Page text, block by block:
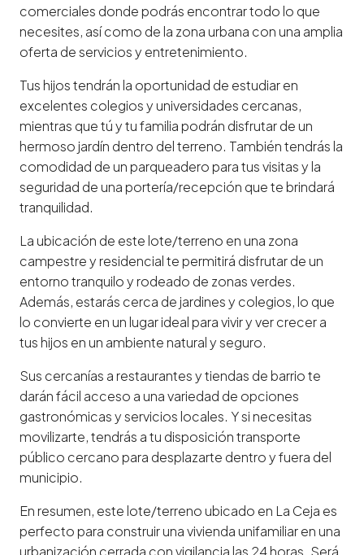
comerciales donde podrás encontrar todo lo que
necesites, así como de la zona urbana con una amplia
oferta de servicios y entretenimiento.
Tus hijos tendrán la oportunidad de estudiar en
excelentes colegios y universidades cercanas,
mientras que tú y tu familia podrán disfrutar de un
hermoso jardín dentro del terreno. También tendrás la
comodidad de un parqueadero para tus visitas y la
seguridad de una portería/recepción que te brindará
tranquilidad.
La ubicación de este lote/terreno en una zona
campestre y residencial te permitirá disfrutar de un
entorno tranquilo y rodeado de zonas verdes.
Además, estarás cerca de jardines y colegios, lo que
lo convierte en un lugar ideal para vivir y ver crecer a
tus hijos en un ambiente natural y seguro.
Sus cercanías a restaurantes y tiendas de barrio te
darán fácil acceso a una variedad de opciones
gastronómicas y servicios locales. Y si necesitas
movilizarte, tendrás a tu disposición transporte
público cercano para desplazarte dentro y fuera del
municipio.
En resumen, este lote/terreno ubicado en La Ceja es
perfecto para construir una vivienda unifamiliar en una
urbanización cerrada con vigilancia las 24 horas. Será